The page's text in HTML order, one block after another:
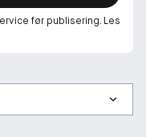
før publisering. Les